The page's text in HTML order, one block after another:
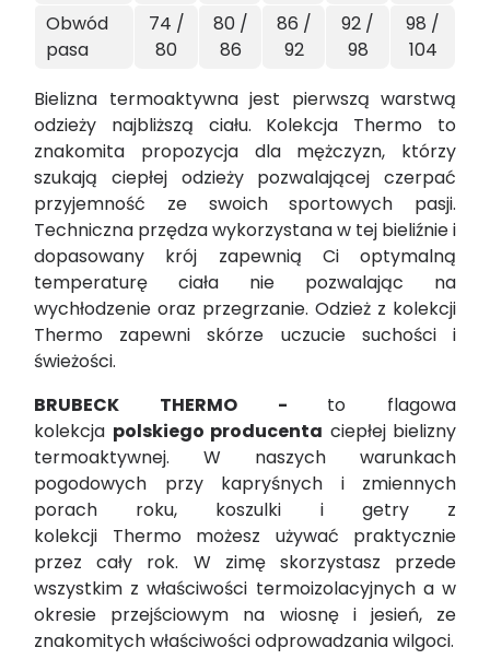
Obwód
pasa
74 /
80
80 /
86
86 /
92
92 /
98
98 /
104
Bielizna termoaktywna jest pierwszą warstwą
odzieży najbliższą ciału. Kolekcja Thermo to
znakomita propozycja dla mężczyzn, którzy
szukają ciepłej odzieży pozwalającej czerpać
przyjemność ze swoich sportowych pasji.
Techniczna przędza wykorzystana w tej bieliźnie i
dopasowany krój zapewnią Ci optymalną
temperaturę ciała nie pozwalając na
wychłodzenie oraz przegrzanie. Odzież z kolekcji
Thermo zapewni skórze uczucie suchości i
świeżości.
BRUBECK THERMO - to flagowa
kolekcja polskiego producenta ciepłej bielizny
termoaktywnej. W naszych warunkach
pogodowych przy kapryśnych i zmiennych
porach roku, koszulki i getry z
kolekcji Thermo możesz używać praktycznie
przez cały rok. W zimę skorzystasz przede
wszystkim z właściwości termoizolacyjnych a w
okresie przejściowym na wiosnę i jesień, ze
znakomitych właściwości odprowadzania wilgoci.